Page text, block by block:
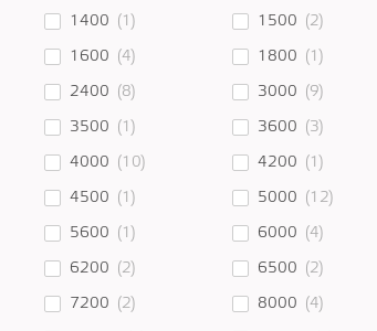
1400 (1) 1500 (2)
1600 (4) 1800 (1)
2400 (8) 3000 (9)
3500 (1) 3600 (3)
4000 (10) 4200 (1)
4500 (1) 5000 (12)
5600 (1) 6000 (4)
6200 (2) 6500 (2)
7200 (2) 8000 (4)